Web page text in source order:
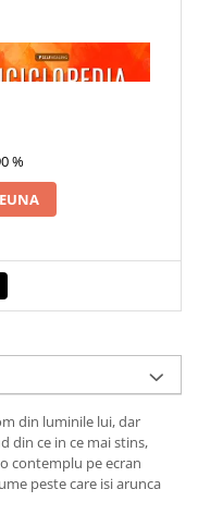
x ENCICLOPEDIA
CRISTALELOR
%
din luminile lui, dar
din ce in ce mai stins,
contemplu pe ecran
peste care isi arunca